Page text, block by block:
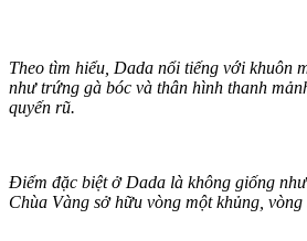
Theo tìm hiểu, Dada nổi tiếng với khuôn
như trứng gà bóc và thâ‌n hìn‌h thanh
quyến rũ.
Điểm đặc biệt ở Dada là không giống
Chùa Vàng sở hữu vòng một khủng,